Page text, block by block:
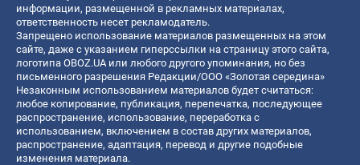
информации, размещенной в рекламных материалах,
ответственность несет рекламодатель.
Запрещено использование материалов размещенных на этом
сайте, даже с указанием гиперссылки на страницу этого сайта,
логотипа OBOZ.UA или любого другого упоминания, но без
письменного разрешения Редакции/ООО «Золотая середина»
Незаконным использованием материалов будет считаться:
любое копирование, публикация, перепечатка, последующее
распространение, использование, переработка с
использованием, включением в состав других материалов,
распространение, адаптация, перевод и другие подобные
изменения материала.